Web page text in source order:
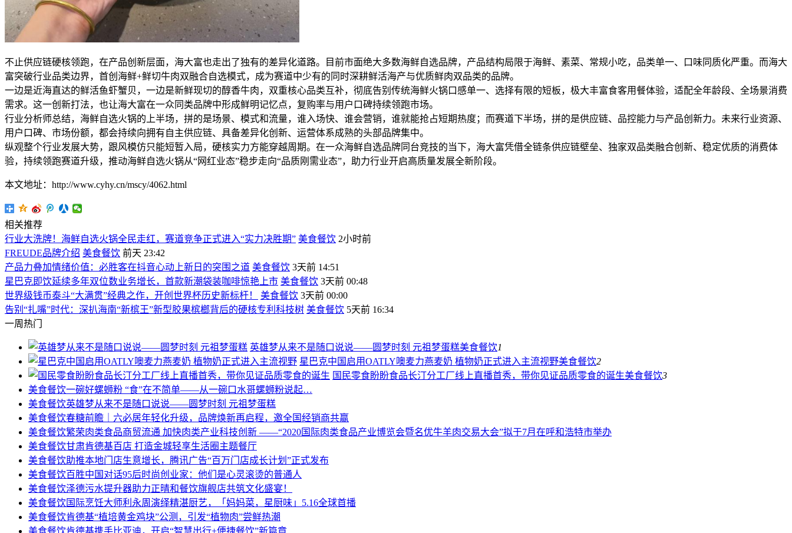
不止供应链硬核领跑，在产品创新层面，海大富也走出了独有的差异化道路。目前市面绝大多数海鲜自选品牌，产品结构局限于海鲜、素菜、常规小吃，品类单一、口味同质化严重。而海大
富突破行业品类边界，首创海鲜+鲜切牛肉双融合自选模式，成为赛道中少有的同时深耕鲜活海产与优质鲜肉双品类的品牌。
一边是近海直达的鲜活鱼虾蟹贝，一边是新鲜现切的醇香牛肉，双重核心品类互补，彻底告别传统海鲜火锅口感单一、选择有限的短板，极大丰富食客用餐体验，适配全年龄段、全场景消费
需求。这一创新打法，也让海大富在一众同类品牌中形成鲜明记忆点，复购率与用户口碑持续领跑市场。
行业分析师总结，海鲜自选火锅的上半场，拼的是场景、模式和流量，谁入场快、谁会营销，谁就能抢占短期热度；而赛道下半场，拼的是供应链、品控能力与产品创新力。未来行业资源、
用户口碑、市场份额，都会持续向拥有自主供应链、具备差异化创新、运营体系成熟的头部品牌集中。
纵观整个行业发展大势，跟风模仿只能短暂入局，硬核实力方能穿越周期。在一众海鲜自选品牌同台竞技的当下，海大富凭借全链条供应链壁垒、独家双品类融合创新、稳定优质的消费体
验，持续领跑赛道升级，推动海鲜自选火锅从“网红业态”稳步走向“品质刚需业态”，助力行业开启高质量发展全新阶段。
本文地址：http://www.cyhy.cn/mscy/4062.html
相关推荐
行业大洗牌！海鲜自选火锅全民走红，赛道竞争正式进入“实力决胜期” 美食餐饮 2小时前
FREUDE品牌介绍 美食餐饮 前天 23:42
产品力叠加情绪价值：必胜客在抖音心动上新日的突围之道 美食餐饮 3天前 14:51
星巴克即饮延续多年双位数业务增长，首款新潮袋装咖啡惊艳上市 美食餐饮 3天前 00:48
世界级钱币泰斗“大满贯”经典之作，开创世界杯历史新标杆！
美食餐饮 3天前 00:00
告别“扎嘴”时代：深扒海南“新槟王”新型胶果槟榔背后的硬核专利科技树 美食餐饮 5天前 16:34
一周热门
英雄梦从来不是随口说说——圆梦时刻 元祖梦蛋糕美食餐饮1
星巴克中国启用OATLY噢麦力燕麦奶 植物奶正式进入主流视野美食餐饮2
国民零食盼盼食品长汀分工厂线上直播首秀，带你见证品质零食的诞生美食餐饮3
美食餐饮一碗好螺蛳粉 “食”在不简单——从一碗口水哥螺蛳粉说起…
美食餐饮英雄梦从来不是随口说说——圆梦时刻 元祖梦蛋糕
美食餐饮春糖前瞻｜六必居年轻化升级，品牌焕新再启程，邀全国经销商共赢
美食餐饮繁荣肉类食品商贸流通 加快肉类产业科技创新 ——“2020国际肉类食品产业博览会暨名优牛羊肉交易大会”拟于7月在呼和浩特市举办
美食餐饮甘肃肯德基百店 打造金城轻享生活圈主题餐厅
美食餐饮助推本地门店生意增长，腾讯广告“百万门店成长计划”正式发布
美食餐饮百胜中国对话95后时尚创业家：他们是心灵滚烫的普通人
美食餐饮泽德污水提升器助力正晴和餐饮旗舰店共筑文化盛宴！
美食餐饮 国际烹饪大师利永周演绎精湛厨艺，「妈妈菜，星厨味」5.16全球首播
美食餐饮肯德基“植培黄金鸡块”公测，引发“植物肉”尝鲜热潮